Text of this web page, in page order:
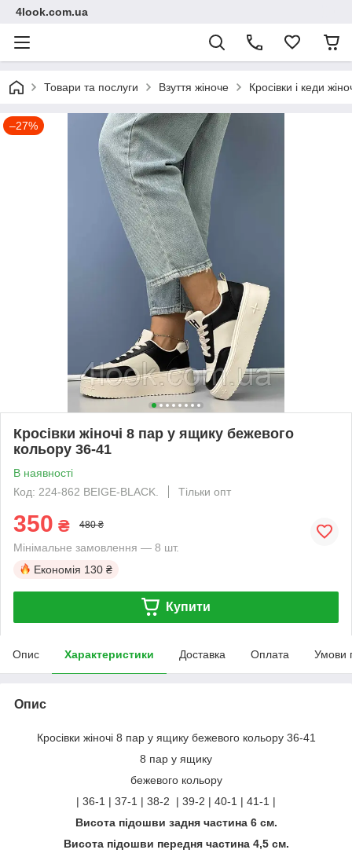
4look.com.ua
Товари та послуги Взуття жіноче Кросівки і кеди
–27%
Кросівки жіночі 8 пар у ящику бежевого
кольору 36-41
В наявності
Код: 224-862 BEIGE-BLACK.
Тільки опт
350 ₴ 480 ₴
Мінімальне замовлення — 8 шт.
Економія 130 ₴
Купити
Опис Характеристики Доставка Оплата Умови
Опис
Кросівки жіночі 8 пар у ящику бежевого кольору 36-41
8 пар у ящику
бежевого кольору
| 36-1 | 37-1 | 38-2 | 39-2 | 40-1 | 41-1 |
Висота підошви задня частина 6 см.
Висота підошви передня частина 4,5 см.